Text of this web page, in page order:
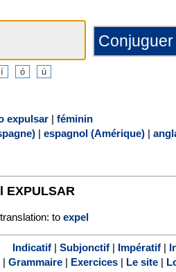
expulsar | féminin
| espagnol (Amérique) |
EXPULSAR
to expel
Indicatif| Subjonctif| Impératif|
Grammaire Exercices Le site